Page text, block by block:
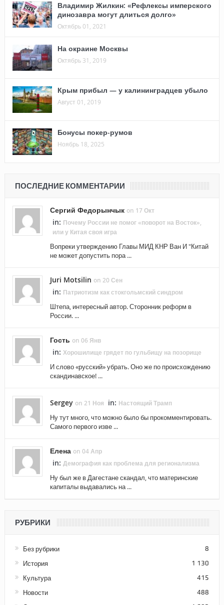
Владимир Жилкин: «Рефлексы имперского
динозавра могут длиться долго»
Октябрь 01, 2021
На окраине Москвы
Октябрь 31, 2019
Крым прибыл — у калининградцев убыло
Август 01, 2019
Бонусы покер-румов
Ноябрь 18, 2025
ПОСЛЕДНИЕ КОММЕНТАРИИ
Сергий Федорынчык on 17 Окт
in: Почему России не помог «поворот на Восток»,
или у Китая своя игра
Вопреки утверждению Главы МИД КНР Ван И "Китай
не может допустить пора ...
Juri Motsilin on 20 Сен
in: Патриотизм как стокгольмский синдром
Штепа, интересный автор. Сторонник реформ в
России. ...
Гость on 06 Янв
in: Хорошилище грядет по гульбищу на позорище
И слово «русский» убрать. Оно же по происхождению
скандинавское! ...
Sergey on 21 Ноя in: Настоящий Трамп
Ну тут много, что можно было бы прокомментировать.
Самого первого изве ...
Елена on 04 Апр
in: Демография как проблема для регионализма
Ну был же в Дагестане скандал, что материнские
капиталы выдавались на ...
РУБРИКИ
Без рубрики 8
История 1 130
Культура 415
Новости 488